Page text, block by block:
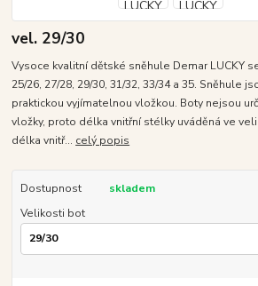
vel. 29/30
Vysoce kvalitní dětské sněhule Demar LUCKY
25/26, 27/28, 29/30, 31/32, 33/34 a 35. Sněhule
praktickou vyjímatelnou vložkou. Boty nejsou
vložky, proto délka vnitřní stélky uváděná ve
délka vnitř... celý popis
Dostupnost
skladem
Velikosti bot